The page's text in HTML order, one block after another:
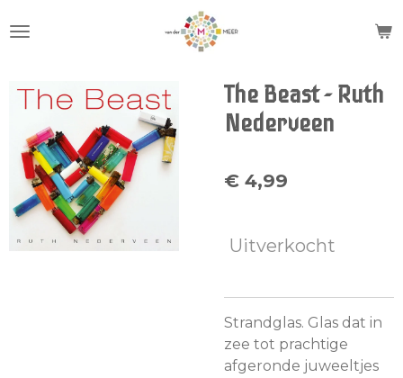
direct
hoofdinhoud
The Beast - Ruth
Nederveen
€ 4,99
Uitverkocht
Strandglas. Glas dat in
zee tot prachtige
afgeronde juweeltjes